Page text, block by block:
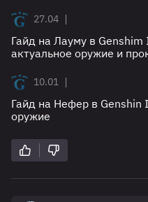
27.04 |
Гайд на Лауму в
актуальное оружие и
10.01 |
Гайд на Нефер в
оружие